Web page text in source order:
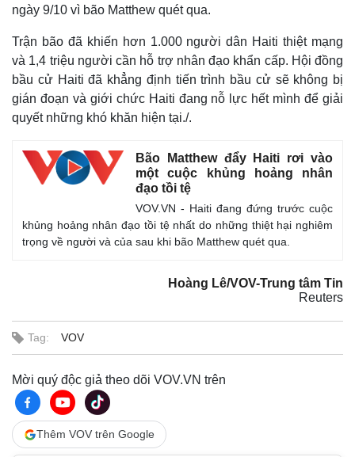
ngày 9/10 vì bão Matthew quét qua.
Trận bão đã khiến hơn 1.000 người dân Haiti thiệt mạng
và 1,4 triệu người cần hỗ trợ nhân đạo khẩn cấp. Hội đồng
bầu cử Haiti đã khẳng định tiến trình bầu cử sẽ không bị
gián đoạn và giới chức Haiti đang nỗ lực hết mình để giải
quyết những khó khăn hiện tại./.
Bão Matthew đẩy Haiti rơi vào
một cuộc khủng hoảng nhân
đạo tồi tệ
VOV.VN - Haiti đang đứng trước cuộc
khủng hoảng nhân đạo tồi tệ nhất do những thiệt hại nghiêm
trọng về người và của sau khi bão Matthew quét qua.
Hoàng Lê/VOV-Trung tâm Tin
Reuters
Tag: VOV
Mời quý độc giả theo dõi VOV.VN trên
Thêm VOV trên Google